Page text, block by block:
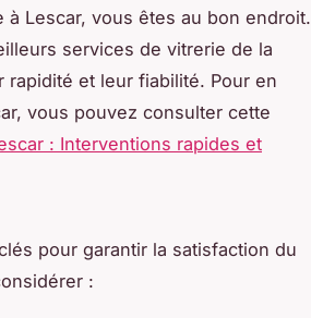
Lescar, vous êtes au bon endroit.
services de vitrerie de la
rapidité et leur fiabilité. Pour en
vous pouvez consulter cette
: Interventions rapides et
pour garantir la satisfaction du
: